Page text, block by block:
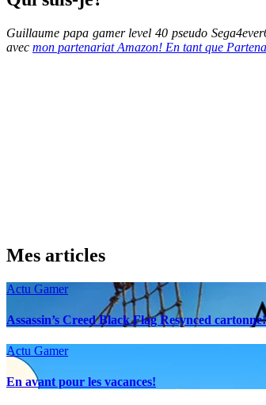
Guillaume papa gamer level 40 pseudo
avec mon partenariat Amazon! En tant que
Mes articles
Actu Gamer
Assassin’s Creed Black Flag Resynced cartonne!
Actu Gamer
En avant pour les vacances!